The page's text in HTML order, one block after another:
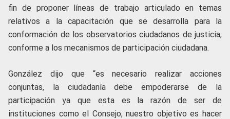
fin de proponer líneas de trabajo articulado en temas
relativos a la capacitación que se desarrolla para la
conformación de los observatorios ciudadanos de justicia,
conforme a los mecanismos de participación ciudadana.
González dijo que “es necesario realizar acciones
conjuntas, la ciudadanía debe empoderarse de la
participación ya que esta es la razón de ser de
instituciones como el Consejo, nuestro objetivo es hacer